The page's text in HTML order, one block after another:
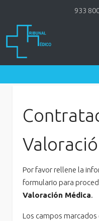
933
Por favor rellene la
formulario para
Valoración Médica.
Los campos